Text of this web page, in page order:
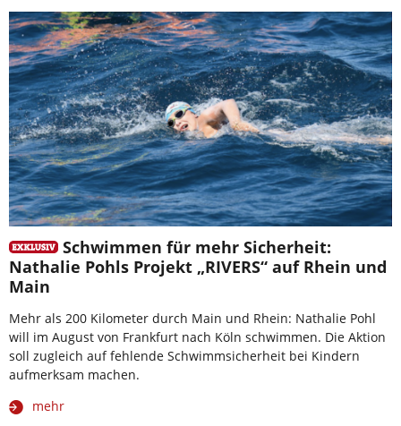
Schwimmen für mehr Sicherheit:
Nathalie Pohls Projekt „RIVERS“ auf Rhein und
Main
Mehr als 200 Kilometer durch Main und Rhein: Nathalie Pohl
will im August von Frankfurt nach Köln schwimmen. Die Aktion
soll zugleich auf fehlende Schwimmsicherheit bei Kindern
aufmerksam machen.
mehr